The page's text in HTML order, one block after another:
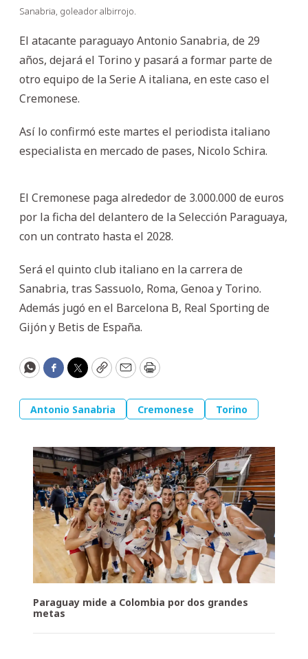
Sanabria, goleador albirrojo.
El atacante paraguayo Antonio Sanabria, de 29
años, dejará el Torino y pasará a formar parte de
otro equipo de la Serie A italiana, en este caso el
Cremonese.
Así lo confirmó este martes el periodista italiano
especialista en mercado de pases, Nicolo Schira.
El Cremonese paga alrededor de 3.000.000 de euros
por la ficha del delantero de la Selección Paraguaya,
con un contrato hasta el 2028.
Será el quinto club italiano en la carrera de
Sanabria, tras Sassuolo, Roma, Genoa y Torino.
Además jugó en el Barcelona B, Real Sporting de
Gijón y Betis de España.
WhatsApp
Facebook
Twitter
CopyEmailPrint
Antonio Sanabria Cremonese Torino
Paraguay mide a Colombia por dos grandes
metas